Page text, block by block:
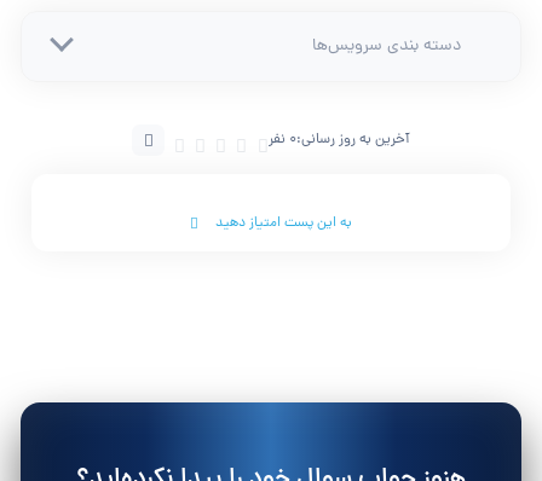
دسته بندی سرویس‌ها
آخرین به روز رسانی:0 نفر
به این پست امتیاز دهید